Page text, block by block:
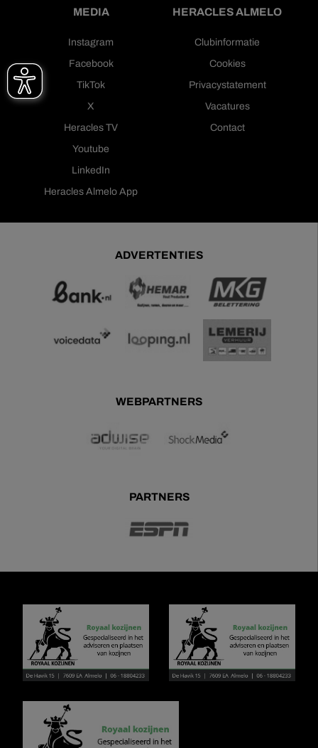
MEDIA
Instagram
Facebook
TikTok
X
Heracles TV
Youtube
LinkedIn
Heracles Almelo App
HERACLES ALMELO
Clubinformatie
Cookies
Privacystatement
Vacatures
Contact
ADVERTENTIES
WEBPARTNERS
PARTNERS